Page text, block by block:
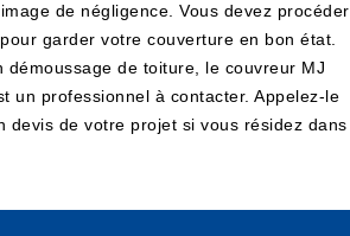
de négligence. Vous devez procéder
garder votre couverture en bon état.
démoussage de toiture, le couvreur MJ
un professionnel à contacter. Appelez-le
devis de votre projet si vous résidez dans